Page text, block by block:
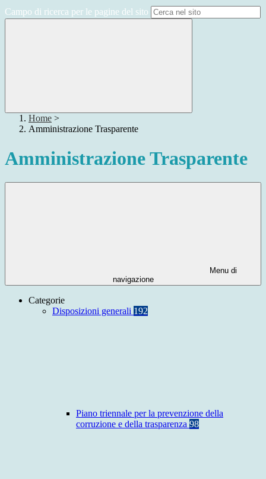
Campo di ricerca per le pagine del sito
Home >
Amministrazione Trasparente
Amministrazione Trasparente
Menu di
navigazione
Categorie
Disposizioni generali 192
Piano triennale per la prevenzione della
corruzione e della trasparenza 98